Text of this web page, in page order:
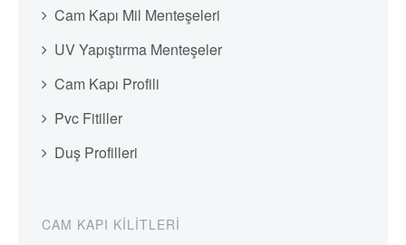
Cam Kapı Mil Menteşeleri
UV Yapıştırma Menteşeler
Cam Kapı Profili
Pvc Fitiller
Duş Profilleri
CAM KAPI KILITLERI